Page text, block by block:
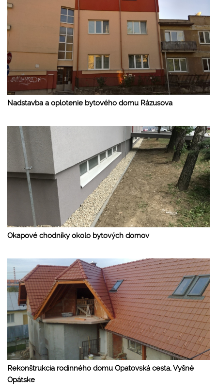
Nadstavba a oplotenie bytového domu Rázusova
Okapové chodníky okolo bytových domov
Rekonštrukcia rodinného domu Opatovská cesta, Vyšné
Opátske